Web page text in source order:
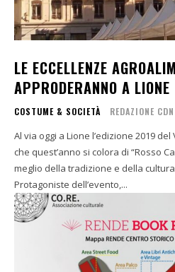
LE ECCELLENZE
APPRODERANNO A LIONE
COSTUME & SOCIETÀ REDAZIONE CDN
Al via oggi a Lione l’edizione 2019
che quest’anno si colora di “Rosso
meglio della tradizione e della
Protagoniste dell’evento,...